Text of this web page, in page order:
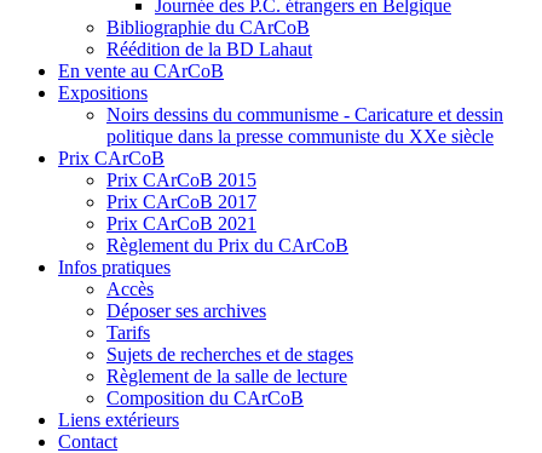
Journée des P.C. étrangers en Belgique
Bibliographie du CArCoB
Réédition de la BD Lahaut
En vente au CArCoB
Expositions
Noirs dessins du communisme - Caricature et dessin
politique dans la presse communiste du XXe siècle
Prix CArCoB
Prix CArCoB 2015
Prix CArCoB 2017
Prix CArCoB 2021
Règlement du Prix du CArCoB
Infos pratiques
Accès
Déposer ses archives
Tarifs
Sujets de recherches et de stages
Règlement de la salle de lecture
Composition du CArCoB
Liens extérieurs
Contact